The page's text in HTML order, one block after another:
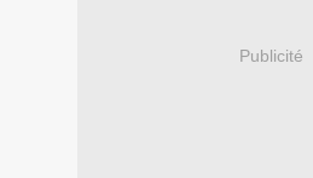
Publicité